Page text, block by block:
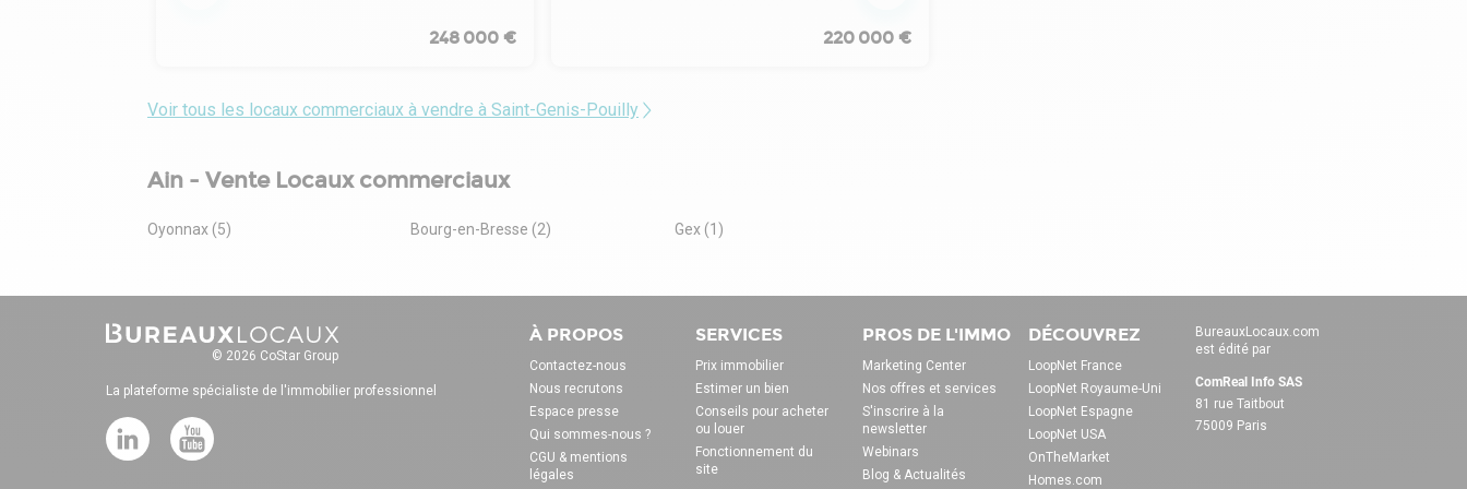
248 000 € 220 000 €
Voir tous les locaux commerciaux à vendre à Saint-Genis-Pouilly
Ain - Vente Locaux commerciaux
Oyonnax (5) Bourg-en-Bresse (2) Gex (1)
© 2026 CoStar Group
La plateforme spécialiste de l'immobilier professionnel
À PROPOS
Contactez-nous
Nous recrutons
Espace presse
Qui sommes-nous ?
CGU & mentions
légales
SERVICES
Prix immobilier
Estimer un bien
Conseils pour acheter
ou louer
Fonctionnement du
site
PROS DE L'IMMO
Marketing Center
Nos offres et services
S'inscrire à la
newsletter
Webinars
Blog & Actualités
DÉCOUVREZ
LoopNet France
LoopNet Royaume-Uni
LoopNet Espagne
LoopNet USA
OnTheMarket
Homes.com
BureauxLocaux.com
est édité par
ComReal Info SAS
81 rue Taitbout
75009 Paris